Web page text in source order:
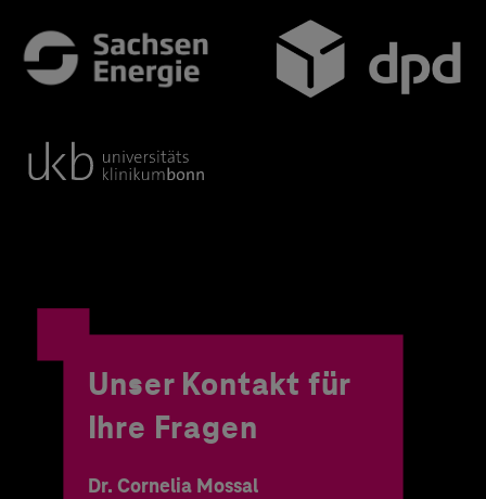
Unser Kontakt für
Ihre Fragen
Dr. Cornelia Mossal